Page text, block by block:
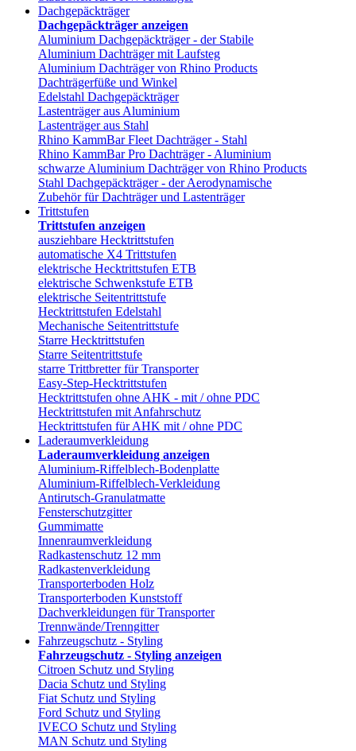
Dachgepäckträger
Dachgepäckträger anzeigen
Aluminium Dachgepäckträger - der Stabile
Aluminium Dachträger mit Laufsteg
Aluminium Dachträger von Rhino Products
Dachträgerfüße und Winkel
Edelstahl Dachgepäckträger
Lastenträger aus Aluminium
Lastenträger aus Stahl
Rhino KammBar Fleet Dachträger - Stahl
Rhino KammBar Pro Dachträger - Aluminium
schwarze Aluminium Dachträger von Rhino Products
Stahl Dachgepäckträger - der Aerodynamische
Zubehör für Dachträger und Lastenträger
Trittstufen
Trittstufen anzeigen
ausziehbare Hecktrittstufen
automatische X4 Trittstufen
elektrische Hecktrittstufen ETB
elektrische Schwenkstufe ETB
elektrische Seitentrittstufe
Hecktrittstufen Edelstahl
Mechanische Seitentrittstufe
Starre Hecktrittstufen
Starre Seitentrittstufe
starre Trittbretter für Transporter
Easy-Step-Hecktrittstufen
Hecktrittstufen ohne AHK - mit / ohne PDC
Hecktrittstufen mit Anfahrschutz
Hecktrittstufen für AHK mit / ohne PDC
Laderaumverkleidung
Laderaumverkleidung anzeigen
Aluminium-Riffelblech-Bodenplatte
Aluminium-Riffelblech-Verkleidung
Antirutsch-Granulatmatte
Fensterschutzgitter
Gummimatte
Innenraumverkleidung
Radkastenschutz 12 mm
Radkastenverkleidung
Transporterboden Holz
Transporterboden Kunststoff
Dachverkleidungen für Transporter
Trennwände/Trenngitter
Fahrzeugschutz - Styling
Fahrzeugschutz - Styling anzeigen
Citroen Schutz und Styling
Dacia Schutz und Styling
Fiat Schutz und Styling
Ford Schutz und Styling
IVECO Schutz und Styling
MAN Schutz und Styling